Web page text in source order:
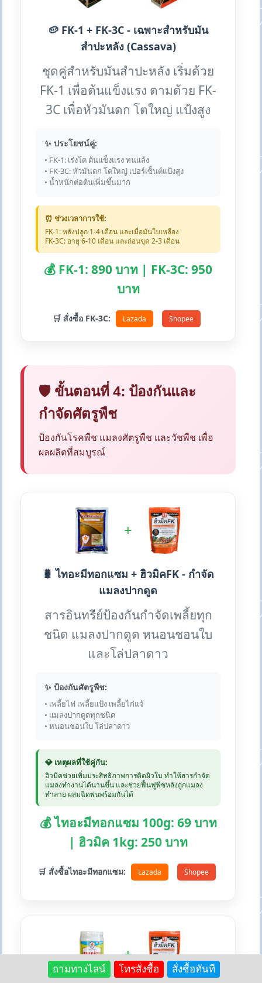
🥔 FK-1 + FK-3C - เฉพาะสำหรับมัน
สำปะหลัง (Cassava)
ชุดคู่สำหรับมันสำปะหลัง เริ่มด้วย
FK-1 เพื่อต้นแข็งแรง ตามด้วย FK-
3C เพื่อหัวมันดก โตใหญ่ แป้งสูง
✨ ประโยชน์คู่:
• FK-1: เร่งโต ต้นแข็งแรง ทนแล้ง
• FK-3C: หัวมันดก โตใหญ่ เปอร์เซ็นต์แป้งสูง
• น้ำหนักต่อต้นเพิ่มขึ้นมาก
⏰ ช่วงเวลาการใช้:
FK-1: หลังปลูก 1-4 เดือน และเมื่อมันใบเหลือง
FK-3C: อายุ 6-10 เดือน และก่อนขุด 2-3 เดือน
💰 FK-1: 890 บาท | FK-3C: 950
บาท
🛒 สั่งซื้อ FK-3C: Lazada Shopee
🛡️ ขั้นตอนที่ 4: ป้องกันและ
กำจัดศัตรูพืช
ป้องกันโรคพืช แมลงศัตรูพืช และวัชพืช เพื่อ
ผลผลิตที่สมบูรณ์
+
🐛 ไทอะมีทอกแซม + ฮิวมิคFK - กำจัด
แมลงปากดูด
สารอินทรีย์ป้องกันกำจัดเพลี้ยทุก
ชนิด แมลงปากดูด หนอนชอนใบ
และโล่ปลาดาว
✨ ป้องกันศัตรูพืช:
• เพลี้ยไฟ เพลี้ยแป้ง เพลี้ยไก่แจ้
• แมลงปากดูดทุกชนิด
• หนอนชอนใบ โล่ปลาดาว
💎 เหตุผลที่ใช้คู่กัน:
ฮิวมิคช่วยเพิ่มประสิทธิภาพการติดผิวใบ ทำให้สารกำจัด
แมลงทำงานได้นานขึ้น และช่วยฟื้นฟูพืชหลังถูกแมลง
ทำลาย ผสมฉีดพ่นพร้อมกันได้
💰 ไทอะมีทอกแซม 100g: 69 บาท
| ฮิวมิค 1kg: 250 บาท
🛒 สั่งซื้อไทอะมีทอกแซม: Lazada Shopee
+
ถามทางไลน์ โทรสั่งซื้อ สั่งซื้อทันที